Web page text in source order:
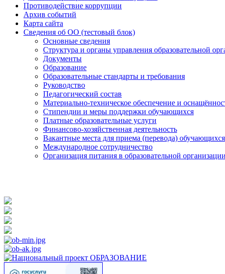
Противодействие коррупции
Архив событий
Карта сайта
Сведения об ОО (тестовый блок)
Основные сведения
Структура и органы управления образовательной
Документы
Образование
Образовательные стандарты и требования
Руководство
Педагогический состав
Материально-техническое обеспечение и
Стипендии и меры поддержки обучающихся
Платные образовательные услуги
Финансово-хозяйственная деятельность
Вакантные места для приема (перевода) обучающихся
Международное сотрудничество
Организация питания в образовательной организации